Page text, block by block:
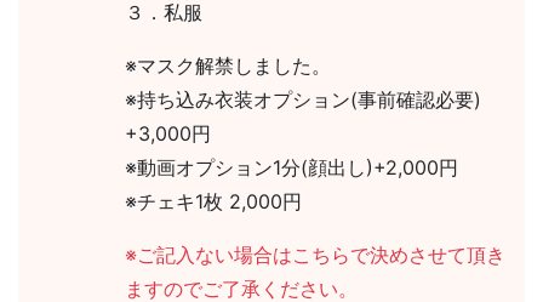
３．私服
※マスク解禁しました。
※持ち込み衣装オプション(事前確認必要)
+3,000円
※動画オプション1分(顔出し)+2,000円
※チェキ1枚 2,000円
※ご記入ない場合はこちらで決めさせて頂き
ますのでご了承ください。